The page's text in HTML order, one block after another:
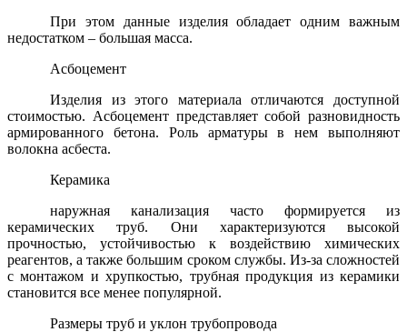
При этом данные изделия обладает одним важным
недостатком – большая масса.
Асбоцемент
Изделия из этого материала отличаются доступной
стоимостью. Асбоцемент представляет собой разновидность
армированного бетона. Роль арматуры в нем выполняют
волокна асбеста.
Керамика
наружная канализация часто формируется из
керамических труб. Они характеризуются высокой
прочностью, устойчивостью к воздействию химических
реагентов, а также большим сроком службы. Из-за сложностей
с монтажом и хрупкостью, трубная продукция из керамики
становится все менее популярной.
Размеры труб и уклон трубопровода